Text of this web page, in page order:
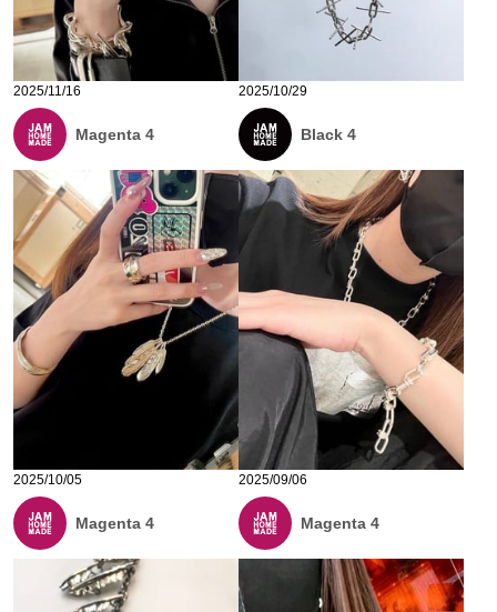
2025/11/16
Magenta 4
2025/10/29
Black 4
2025/10/05
Magenta 4
2025/09/06
Magenta 4